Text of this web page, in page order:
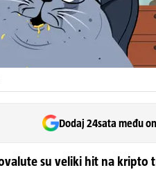
Dodaj 24sata među
su veliki hit na kripto